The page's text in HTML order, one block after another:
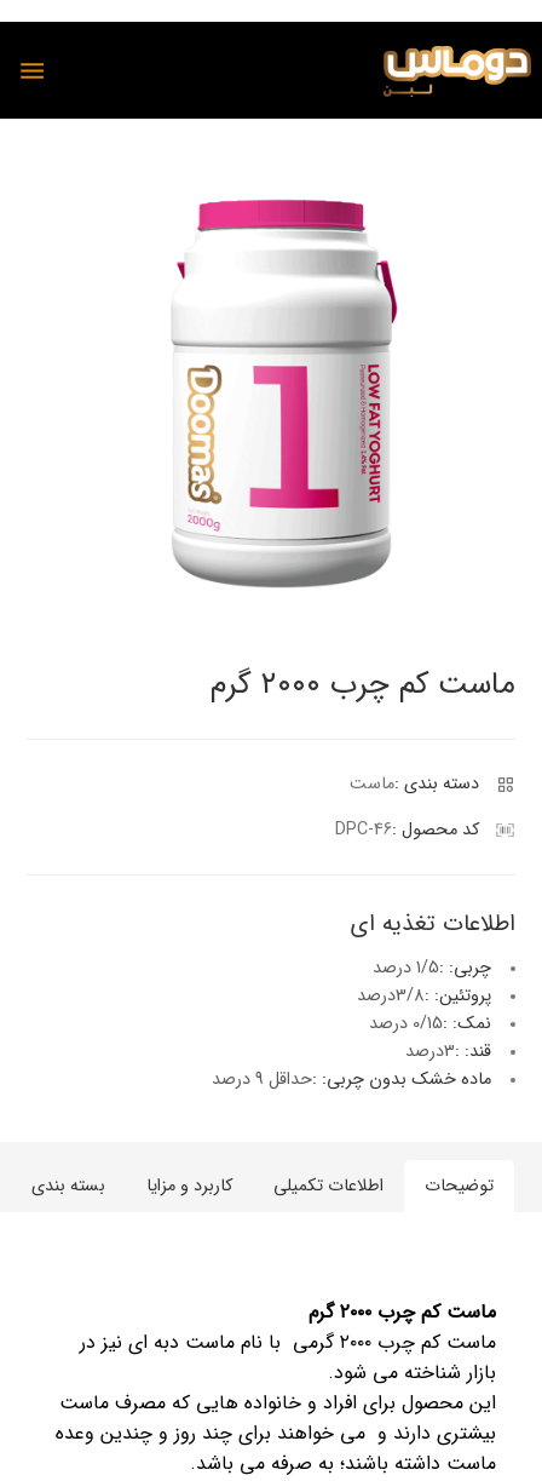
مجله آشپزی دوماس
دانستنی های سلامت
English
Arabic
ماست کم چرب ۲۰۰۰ گرم
دسته بندی :ماست
کد محصول :DPC-46
اطلاعات تغذیه ای
چربی: :1/5 درصد
پروتئین: :3/8درصد
نمک: :0/15 درصد
قند: :3درصد
ماده خشک بدون چربی: :حداقل 9 درصد
توضیحات اطلاعات تکمیلی کاربرد و مزایا بسته بندی
ماست کم چرب ۲۰۰۰ گرم
ماست کم چرب ۲۰۰۰ گرمی با نام ماست دبه ای نیز در
بازار شناخته می شود.
این محصول برای افراد و خانواده هایی که مصرف ماست
بیشتری دارند و می خواهند برای چند روز و چندین وعده
ماست داشته باشند؛ به صرفه می باشد.